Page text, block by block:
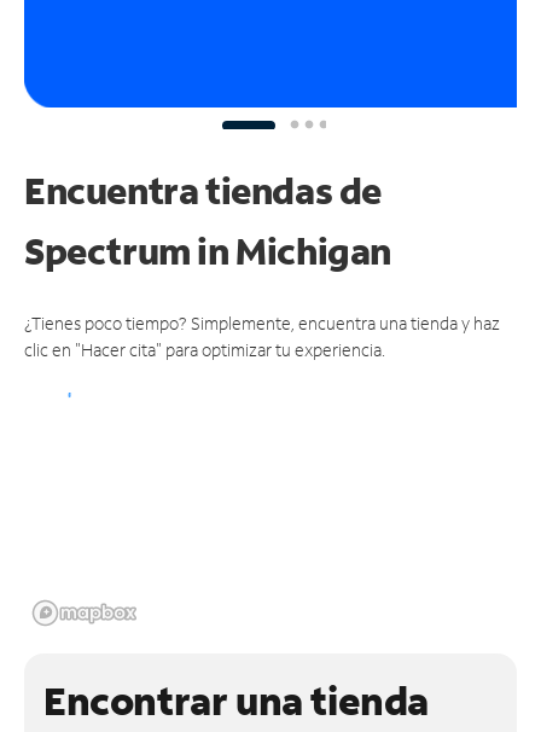
Encuentra tiendas de
Spectrumin Michigan
¿Tienes poco tiempo? Simplemente, encuentra una tienda y haz
clic en "Hacer cita" para optimizar tu experiencia.
Encontrar una tienda